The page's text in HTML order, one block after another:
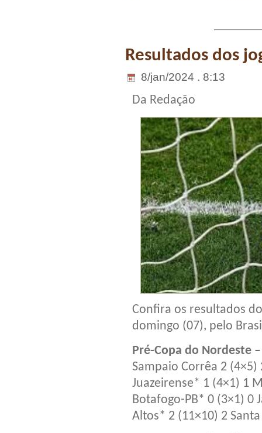
Resultados dos
8/jan/2024 . 8:13
Da Redação
Confira os resultados
domingo (07), pelo
Pré-Copa do Nordeste
Sampaio Corrêa 2
Juazeirense* 1 (4×1) 1
Botafogo-PB* 0 (3×1) 0
Altos* 2 (11×10) 2